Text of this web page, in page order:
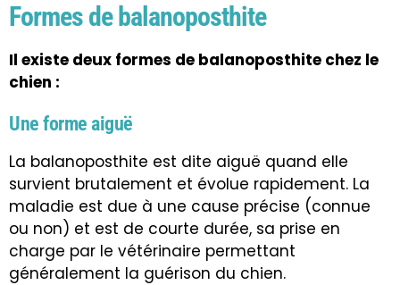
Formes de balanoposthite
Il existe deux formes de balanoposthite chez le
chien :
Une forme aiguë
La balanoposthite est dite aiguë quand elle
survient brutalement et évolue rapidement. La
maladie est due à une cause précise (connue
ou non) et est de courte durée, sa prise en
charge par le vétérinaire permettant
généralement la guérison du chien.